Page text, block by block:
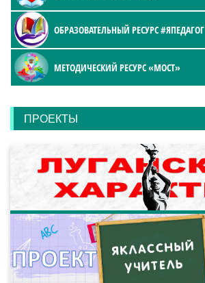
ОБРАЗОВАТЕЛЬНЫЙ РЕСУРС #ЯПЕДАГОГ
МЕТОДИЧЕСКИЙ РЕСУРС «МОСТ»
ПРОЕКТЫ